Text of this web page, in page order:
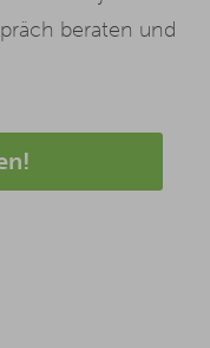
beraten und